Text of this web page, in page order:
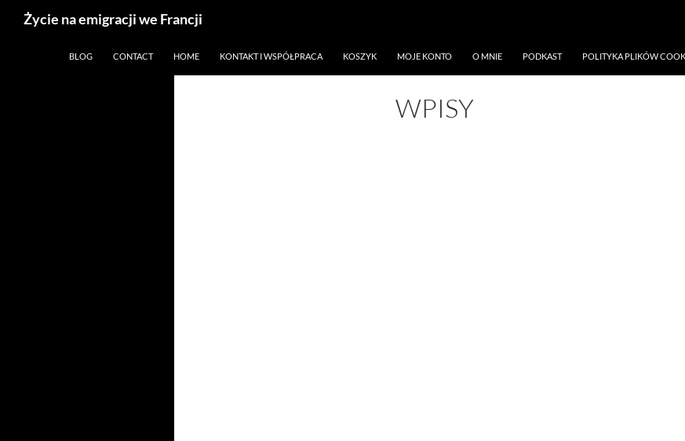
Życie na emigracji we Francji
BLOG CONTACT HOME KONTAKT I WSPÓŁPRACA KOSZYK MOJE KONTO O MNIE PODKAST POLITYKA PLIKÓW
WPISY